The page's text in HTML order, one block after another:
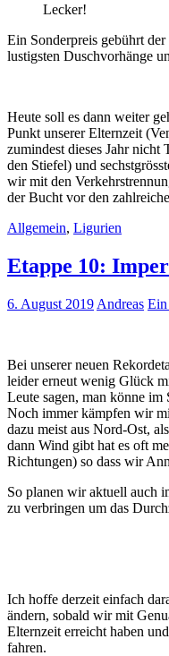
Lecker!
Ein Sonderpreis gebührt
lustigsten Duschvorhänge
Heute soll es dann weiter
Punkt unserer Elternzeit
zumindest dieses Jahr nicht
den Stiefel) und
wir mit den
der Bucht vor den
Allgemein, Ligurien
Etappe 10:
6. August 2019 Andreas
Bei unserer neuen
leider erneut wenig Glück
Leute sagen, man könne
Noch immer kämpfen wir
dazu meist aus Nord-Ost,
dann Wind gibt hat es oft
Richtungen) so dass wir
So planen wir aktuell auch
zu verbringen um das
Ich hoffe derzeit einfach
ändern, sobald wir mit
Elternzeit erreicht haben
fahren.